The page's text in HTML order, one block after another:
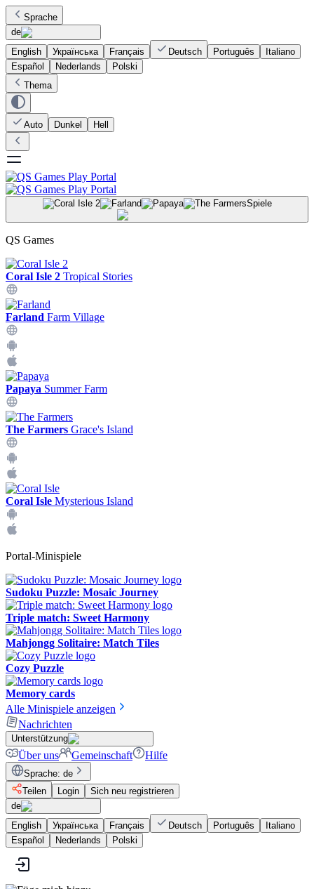
Sprache
de
English
Українська Français Deutsch Português
Italiano
Español
Nederlands
Polski
Thema
Auto Dunkel Hell
Spiele
QS Games
Coral Isle 2 Tropical Stories
Farland Farm Village
Papaya Summer Farm
The Farmers Grace's Island
Coral Isle Mysterious Island
Portal-Minispiele
Sudoku Puzzle: Mosaic Journey
Triple match: Sweet Harmony
Mahjongg Solitaire: Match Tiles
Cozy Puzzle
Memory cards
Alle Minispiele anzeigen
Nachrichten
Unterstützung
Über uns Gemeinschaft Hilfe
Sprache: de
Teilen
Login
Sich neu registrieren
de
English
Українська Français Deutsch Português
Italiano
Español
Nederlands Polski